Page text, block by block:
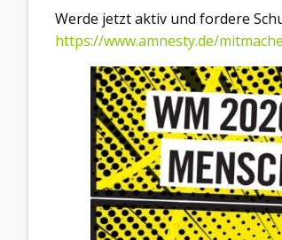
Werde jetzt aktiv und fordere
https://www.amnesty.de/